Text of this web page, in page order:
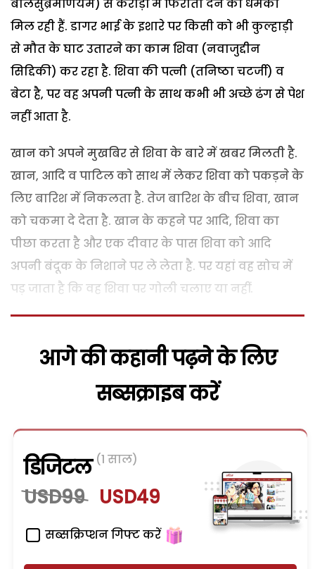
बालसुब्रमणियम) से करोड़ों में फिरौती देने की धमकी
मिल रही हैं. डागर भाई के इशारे पर किसी को भी कुल्हाड़ी
से मौत के घाट उतारने का काम शिवा (नवाजुद्दीन
सिद्दिकी) कर रहा है. शिवा की पत्नी (तनिष्ठा चटर्जी) व
बेटा है, पर वह अपनी पत्नी के साथ कभी भी अच्छे ढंग से पेश
नहीं आता है.
खान को अपने मुखबिर से शिवा के बारे में खबर मिलती है.
खान, आदि व पाटिल को साथ में लेकर शिवा को पकड़ने के
लिए बारिश में निकलता है. तेज बारिश के बीच शिवा, खान
को चकमा दे देता है. खान के कहने पर आदि, शिवा का
पीछा करता है और एक दीवार के पास शिवा को आदि
अपनी बंदूक के निशाने पर ले लेता है. पर यहां वह सोच में
पड़ जाता है कि वह शिवा पर गोली चलाए या नहीं.
आगे की कहानी पढ़ने के लिए
सब्सक्राइब करें
डिजिटल (1 साल)
USD99 USD49
सब्सक्रिप्शन गिफ्ट करें